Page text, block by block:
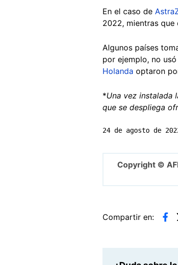
En el caso de
2022, mientras
Algunos países
por ejemplo, no
Holanda optaron
*Una vez instalada
que se despliega
24 de agosto de
Copyright ©
Compartir en: